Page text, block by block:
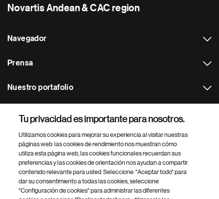
Novartis Andean & CAC region
Navegador
Prensa
Nuestro portafolio
Footer Site Search
Tu privacidad es importante para nosotros.
Utilizamos cookies para mejorar su experiencia al visitar nuestras
páginas web: las cookies de rendimiento nos muestran cómo
utiliza esta página web, las cookies funcionales recuerdan sus
preferencias y las cookies de orientación nos ayudan a compartir
contenido relevante para usted. Seleccione: "Aceptar todo" para
dar su consentimiento a todas las cookies, seleccione
"Configuración de cookies" para administrar las diferentes